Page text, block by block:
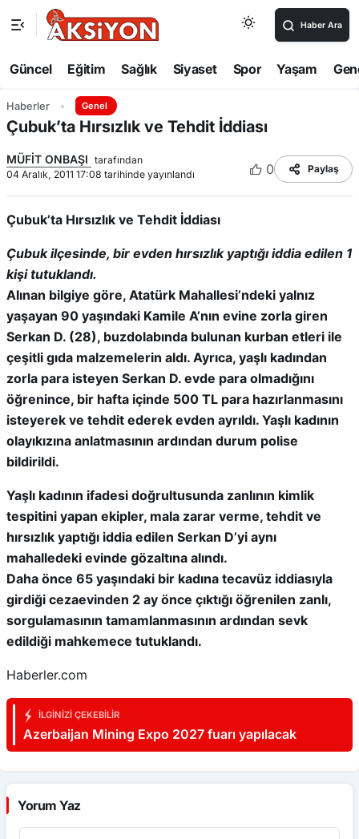
Haber Ara
Güncel Eğitim Sağlık Siyaset Spor Yaşam
Haberler Genel
Çubuk’ta Hırsızlık ve Tehdit İddiası
MÜFİT ONBAŞI tarafından
04 Aralık, 2011 17:08 tarihinde yayınlandı
0 Paylaş
Çubuk’ta Hırsızlık ve Tehdit İddiası
Çubuk ilçesinde, bir evden hırsızlık yaptığı iddia edilen 1
kişi tutuklandı.
Alınan bilgiye göre, Atatürk Mahallesi’ndeki yalnız
yaşayan 90 yaşındaki Kamile A’nın evine zorla giren
Serkan D. (28), buzdolabında bulunan kurban etleri ile
çeşitli gıda malzemelerin aldı. Ayrıca, yaşlı kadından
zorla para isteyen Serkan D. evde para olmadığını
öğrenince, bir hafta içinde 500 TL para hazırlanmasını
isteyerek ve tehdit ederek evden ayrıldı. Yaşlı kadının
olayıkızına anlatmasının ardından durum polise
bildirildi.
Yaşlı kadının ifadesi doğrultusunda zanlının kimlik
tespitini yapan ekipler, mala zarar verme, tehdit ve
hırsızlık yaptığı iddia edilen Serkan D’yi aynı
mahalledeki evinde gözaltına alındı.
Daha önce 65 yaşındaki bir kadına tecavüz iddiasıyla
girdiği cezaevinden 2 ay önce çıktığı öğrenilen zanlı,
sorgulamasının tamamlanmasının ardından sevk
edildiği mahkemece tutuklandı.
Haberler.com
İLGINIZI ÇEKEBILIR
Azerbaijan Mining Expo 2027 fuarı yapılacak
Yorum Yaz